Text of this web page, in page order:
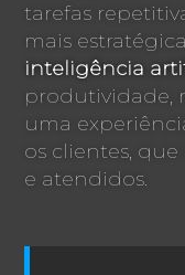
tarefas
mais
inteligência
produtividade,
uma
os clientes,
e atendidos.